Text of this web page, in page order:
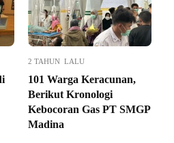
2 TAHUN LALU
101 Warga Keracunan,
Berikut Kronologi
Kebocoran Gas PT SMGP
Madina